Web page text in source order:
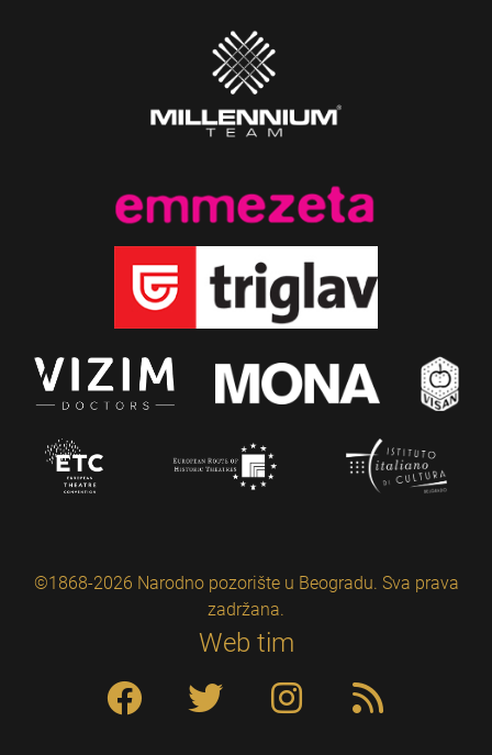
©1868-2026 Narodno pozorište u Beogradu. Sva prava
zadržana.
Web tim